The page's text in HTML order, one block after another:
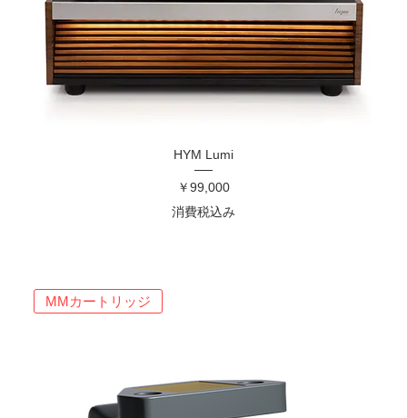
HYM Lumi
価格
￥99,000
消費税込み
MMカートリッジ